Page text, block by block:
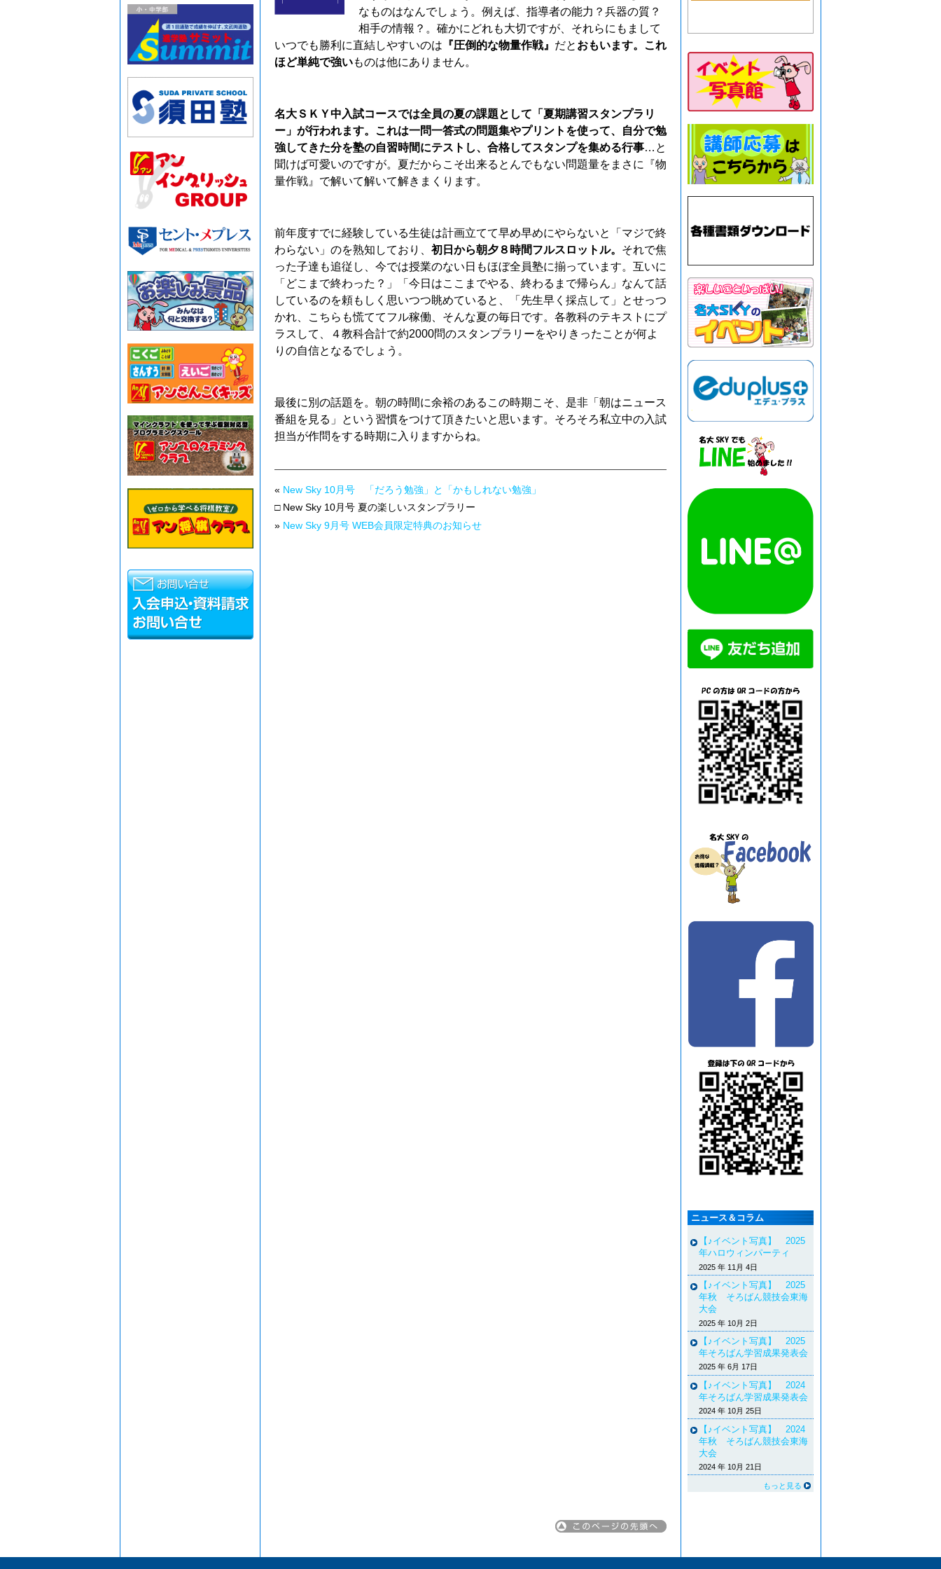
なものはなんでしょう。例えば、指導者の能力？兵器の質？
相手の情報？。確かにどれも大切ですが、それらにもまして
いつでも勝利に直結しやすいのは 『圧倒的な物量作戦』 だと おもいます。これ
ほど単純で強いものは他にありません。
名大ＳＫＹ中入試コースでは全員の夏の課題として「夏期講習スタンプラリ
ー」が行われます。これは一問一答式の問題集やプリントを使って、自分で勉
強してきた分を塾の自習時間にテストし、合格してスタンプを集める行事…と
聞けば可愛いのですが。夏だからこそ出来るとんでもない問題量をまさに『物
量作戦』で解いて解いて解きまくります。
前年度すでに経験している生徒は計画立てて早め早めにやらないと「マジで終
わらない」のを熟知しており、 初日から朝夕８時間フルスロットル。 それで焦
った子達も追従し、今では授業のない日もほぼ全員塾に揃っています。互いに
「どこまで終わった？」「今日はここまでやる、終わるまで帰らん」なんて話
しているのを頼もしく思いつつ眺めていると、「先生早く採点して」とせっつ
かれ、こちらも慌ててフル稼働、そんな夏の毎日です。各教科のテキストにプ
ラスして、４教科合計で約2000問のスタンプラリーをやりきったことが何よ
りの自信となるでしょう。
最後に別の話題を。朝の時間に余裕のあるこの時期こそ、是非「朝はニュース
番組を見る」という習慣をつけて頂きたいと思います。そろそろ私立中の入試
担当が作問をする時期に入りますからね。
« New Sky 10月号 「だろう勉強」と「かもしれない勉強」
□ New Sky 10月号 夏の楽しいスタンプラリー
» New Sky 9月号 WEB会員限定特典のお知らせ
ニュース＆コラム
【♪イベント写真】 2025
年ハロウィンパーティ
2025 年 11月 4日
【♪イベント写真】 2025
年秋 そろばん競技会東海
大会
2025 年 10月 2日
【♪イベント写真】 2025
年そろばん学習成果発表会
2025 年 6月 17日
【♪イベント写真】 2024
年そろばん学習成果発表会
2024 年 10月 25日
【♪イベント写真】 2024
年秋 そろばん競技会東海
大会
2024 年 10月 21日
もっと見る